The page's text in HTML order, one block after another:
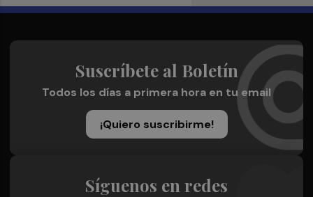
Suscríbete al Boletín
Todos los días a primera hora en tu email
¡Quiero suscribirme!
Síguenos en redes